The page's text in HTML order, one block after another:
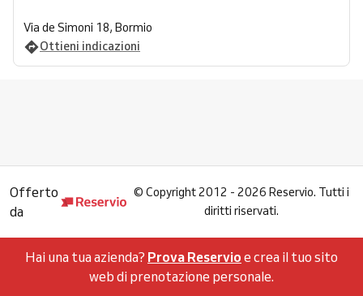
Via de Simoni 18, Bormio
Ottieni indicazioni
Offerto
da
© Copyright 2012 - 2026 Reservio. Tutti i
diritti riservati.
Hai una tua azienda? Prova Reservio e crea il tuo sito
web di prenotazione personale.